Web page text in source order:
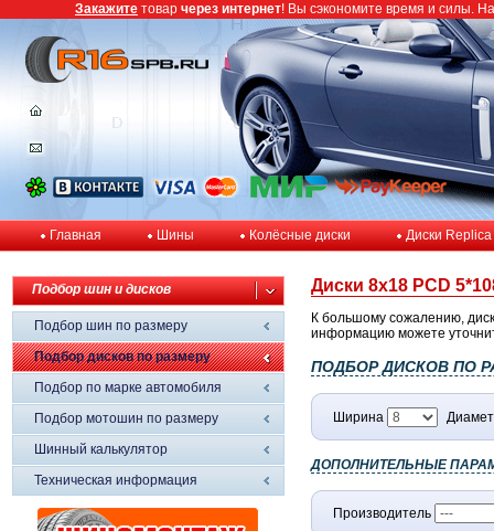
Главная Шины Колёсные диски Диски Replica
Подбор шин и дисков
Подбор шин по размеру
Подбор дисков по размеру
Подбор по марке автомобиля
Подбор мотошин по размеру
Шинный калькулятор
Техническая информация
Диски 8x18 PCD
К большому сожалению,
информацию можете
ПОДБОР ДИСКОВ ПО
Ширина
ДОПОЛНИТЕЛЬНЫЕ
Производитель
Закажите товар через интернет! Вы сэкономите время и силы.